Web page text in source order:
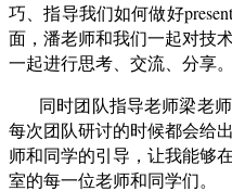
巧、指导我们如何做好
面，潘老师和我们一起对技
一起进行思考、交流、分享。
同时团队指导老师梁老
每次团队研讨的时候都会给
师和同学的引导，让我能够
室的每一位老师和同学们。